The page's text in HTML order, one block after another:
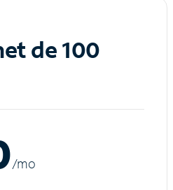
de 100
/mo